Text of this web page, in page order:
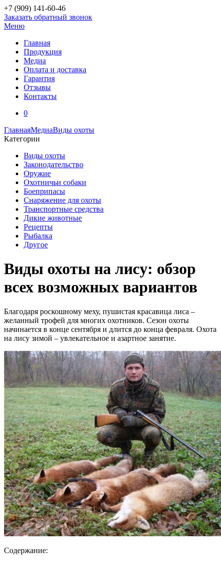
+7 (909) 141-60-46
Заказать обратный звонок
Меню
Главная
Продукция
Медиа
Оплата и доставка
Гарантия
Отзывы
Контакты
0
ГлавнаяМедиаВиды охоты
Категории
Виды охоты
Законодательство
Оружие
Охотничьи собаки
Боеприпасы
Снаряжение для охоты
Транспортные средства
Дикие животные
Рецепты
Рыбалка
Другое
Виды охоты на лису: обзор
всех возможных вариантов
Благодаря роскошному меху, пушистая красавица лиса –
желанный трофей для многих охотников. Сезон охоты
начинается в конце сентября и длится до конца февраля. Охота
на лису зимой – увлекательное и азартное занятие.
Содержание: